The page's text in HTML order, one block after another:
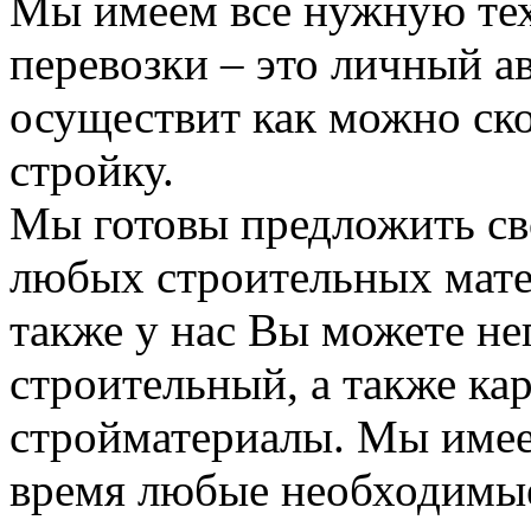
перевозки – это личный
осуществит как можно
стройку.
Мы готовы предложить
любых строительных
также у нас Вы можете
строительный, а также
стройматериалы. Мы
время любые